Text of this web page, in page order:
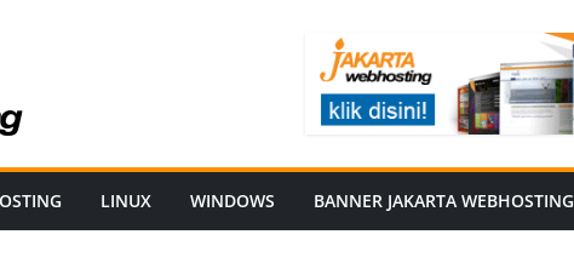
LINUX WINDOWS BANNER JAKARTA WEBHOSTING